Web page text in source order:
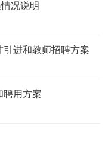
况说明
进和教师招聘方案
聘用方案